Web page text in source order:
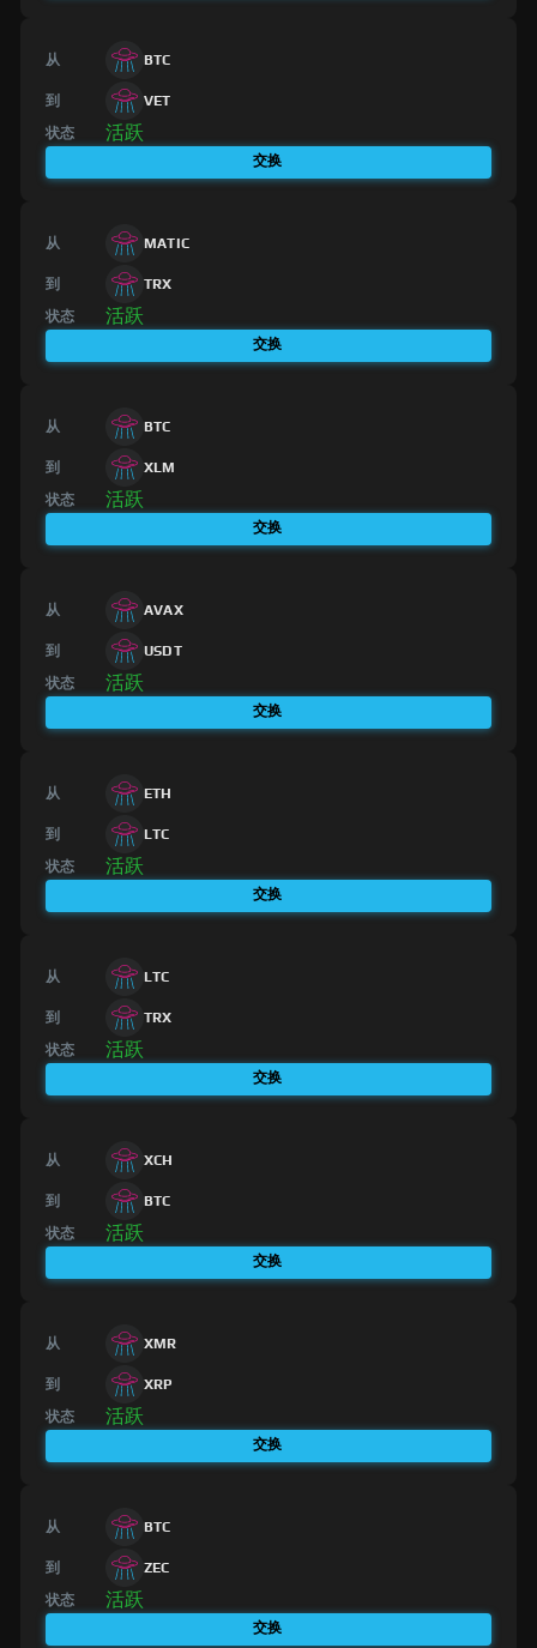
从 BTC
到 VET
状态 活跃
交换
从 MATIC
到 TRX
状态 活跃
交换
从 BTC
到 XLM
状态 活跃
交换
从 AVAX
到 USDT
状态 活跃
交换
从 ETH
到 LTC
状态 活跃
交换
从 LTC
到 TRX
状态 活跃
交换
从 XCH
到 BTC
状态 活跃
交换
从 XMR
到 XRP
状态 活跃
交换
从 BTC
到 ZEC
状态 活跃
交换